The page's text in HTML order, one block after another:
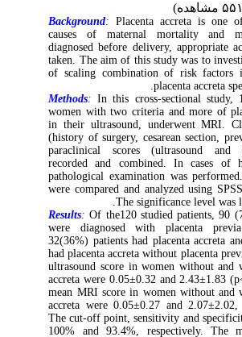
Background : Placenta accreta is
causes of maternal mortality and
diagnosed before delivery, appropriate
taken. The aim of this study was to
of scaling combination of risk
placenta accreta
Methods:In this cross-sectional study,
women with two criteria and more of
in their ultrasound, underwent MRI.
(history of surgery, cesarean section,
paraclinical scores (ultrasound
recorded and combined. In cases of
pathological examination was
were compared and analyzed using
The significance level was
Results: Of the120 studied patients, 90
were diagnosed with placenta
32(36%) patients had placenta accreta
had placenta accreta without placenta
ultrasound score in women without
accreta were 0.05±0.32 and 2.43±1.83
mean MRI score in women without
accreta were 0.05±0.27 and
The cut-off point, sensitivity and
100% and 93.4%, respectively. The